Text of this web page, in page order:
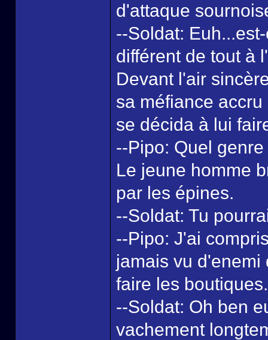
d'attaque
--Soldat:
différent de tout à
Devant l'air
sa méfiance
se décida à lui
--Pipo: Quel
Le jeune homme
par les épines.
--Soldat: Tu
--Pipo: J'ai
jamais vu
faire les boutiques.
--Soldat: Oh ben
vachement